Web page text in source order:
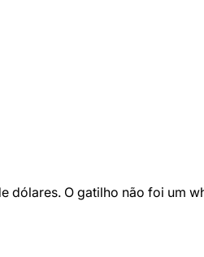
O gatilho não foi um